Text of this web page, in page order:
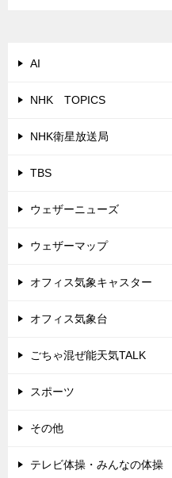
AI
NHK TOPICS
NHK衛星放送局
TBS
ウェザーニューズ
ウェザーマップ
オフィス気象キャスター
オフィス気象台
ごちゃ混ぜ能天気TALK
スポーツ
その他
テレビ体操・みんなの体操